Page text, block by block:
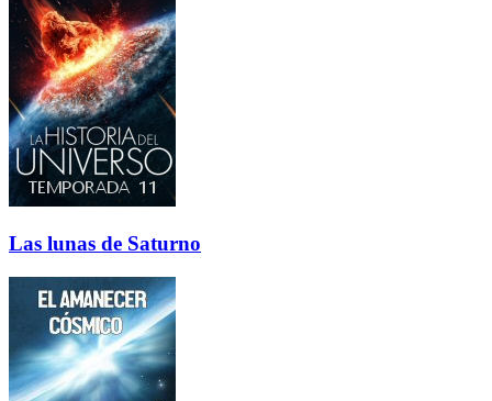
Las lunas de Saturno